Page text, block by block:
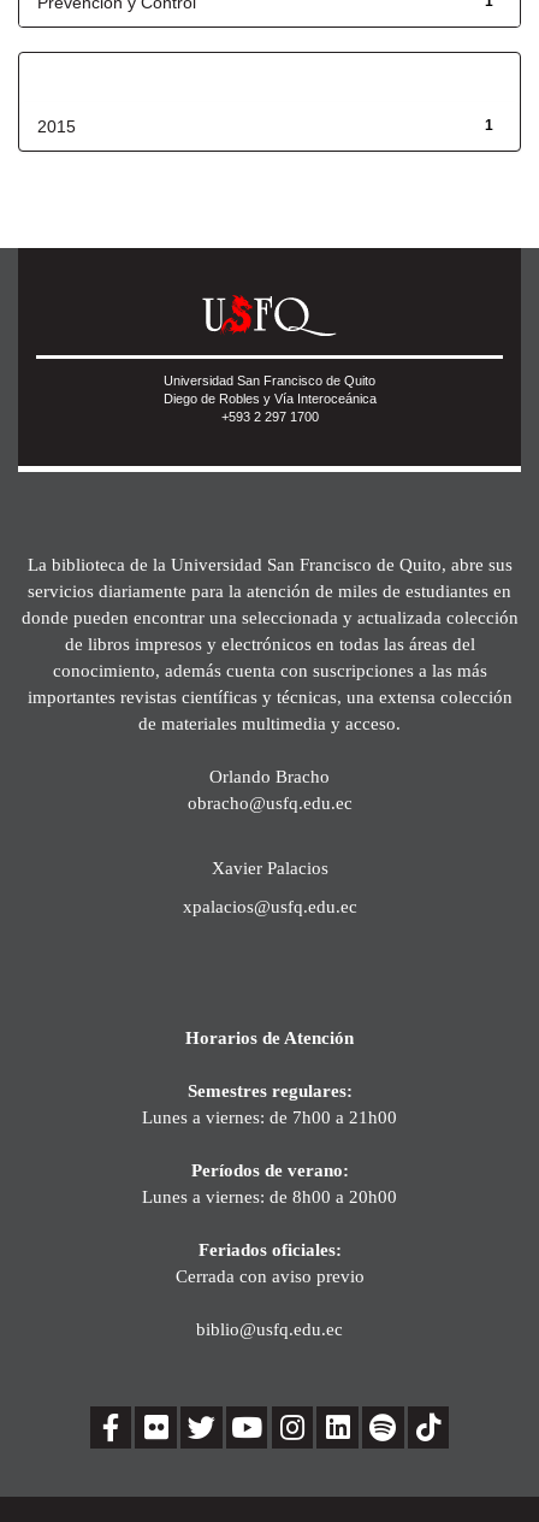
1
2015
Universidad San Francisco de Quito
Diego de Robles y Vía Interoceánica
+593 2 297 1700
La biblioteca de la Universidad San Francisco de Quito, abre sus
servicios diariamente para la atención de miles de estudiantes en
donde pueden encontrar una seleccionada y actualizada colección
de libros impresos y electrónicos en todas las áreas del
conocimiento, además cuenta con suscripciones a las más
importantes revistas científicas y técnicas, una extensa colección
de materiales multimedia y acceso.
Orlando Bracho
obracho@usfq.edu.ec
Xavier Palacios
xpalacios@usfq.edu.ec
Horarios de Atención
Semestres regulares:
Lunes a viernes: de 7h00 a 21h00
Períodos de verano:
Lunes a viernes: de 8h00 a 20h00
Feriados oficiales:
Cerrada con aviso previo
biblio@usfq.edu.ec